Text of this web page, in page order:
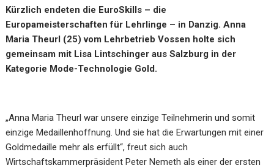
Kürzlich endeten die EuroSkills – die
Europameisterschaften für Lehrlinge – in Danzig. Anna
Maria Theurl (25) vom Lehrbetrieb Vossen holte sich
gemeinsam mit Lisa Lintschinger aus Salzburg in der
Kategorie Mode-Technologie Gold.
„Anna Maria Theurl war unsere einzige Teilnehmerin und somit
einzige Medaillenhoffnung. Und sie hat die Erwartungen mit einer
Goldmedaille mehr als erfüllt“, freut sich auch
Wirtschaftskammerpräsident Peter Nemeth als einer der ersten